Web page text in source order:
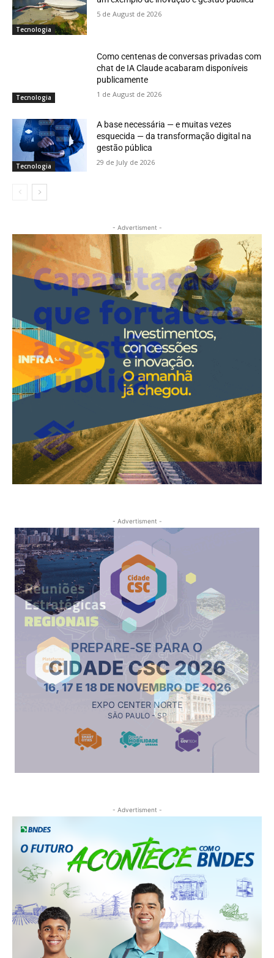
Tecnologia
5 de August de 2026
Tecnologia
Como centenas de conversas privadas com
chat de IA Claude acabaram disponíveis
publicamente
1 de August de 2026
Tecnologia
A base necessária — e muitas vezes
esquecida — da transformação digital na
gestão pública
29 de July de 2026
- Advertisment -
- Advertisment -
- Advertisment -